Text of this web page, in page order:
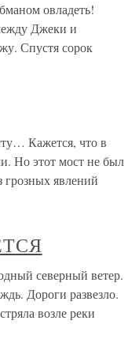
овладеть!
Джеки и
Спустя сорок
Кажется, что в
Но этот мост не был
грозных явлений
северный ветер.
Дороги развезло.
возле реки